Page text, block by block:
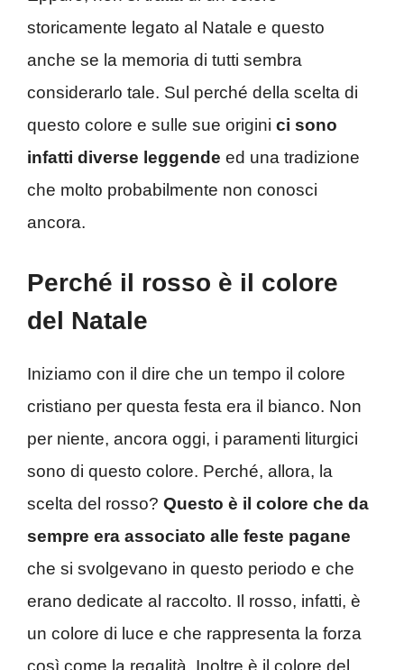
storicamente legato al Natale e questo
anche se la memoria di tutti sembra
considerarlo tale. Sul perché della scelta di
questo colore e sulle sue origini ci sono
infatti diverse leggende ed una tradizione
che molto probabilmente non conosci
ancora.
Perché il rosso è il colore
del Natale
Iniziamo con il dire che un tempo il colore
cristiano per questa festa era il bianco. Non
per niente, ancora oggi, i paramenti liturgici
sono di questo colore. Perché, allora, la
scelta del rosso? Questo è il colore che da
sempre era associato alle feste pagane
che si svolgevano in questo periodo e che
erano dedicate al raccolto. Il rosso, infatti, è
un colore di luce e che rappresenta la forza
così come la regalità. Inoltre è il colore del